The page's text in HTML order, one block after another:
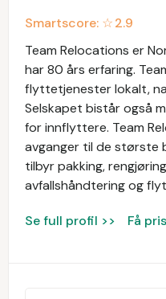
Smartscore: ☆2.9
Team Relocations er
har 80 års erfaring.
flyttetjenester lokalt,
Selskapet bistår også
for innflyttere. Team
avganger til de største
tilbyr pakking,
avfallshåndtering og
Se full profil >> Få